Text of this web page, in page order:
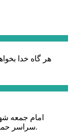
هر گاه خدا
امام جمعه
سراسر حماسه خونخواهی و مرگ بر آمریکا و اسرائیل بود.